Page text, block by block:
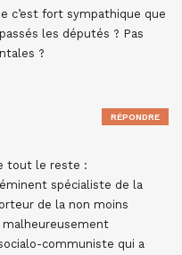
c’est fort sympathique que
les députés ? Pas
?
tout le reste :
spécialiste de la
de la non moins
malheureusement
communiste qui a
RÉPONDRE